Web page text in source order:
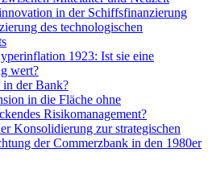
in der Schiffsfinanzierung
des technologischen
1923: Ist sie eine
wert?
der Bank?
in die Fläche ohne
Risikomanagement?
Konsolidierung zur strategischen
der Commerzbank in den 1980er